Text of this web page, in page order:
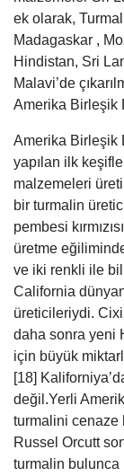
ek olarak,
Madagaskar ,
Hindistan, Sri
Malavi’de
Amerika Birleşik
Amerika Birleşik
yapılan ilk
malzemeleri
bir turmalin
pembesi
üretme
ve iki renkli ile
California
üreticileriydi.
daha sonra yeni
için büyük
[18]
değil.Yerli
turmalini cenaze
Russel Orcutt
turmalin bulunca